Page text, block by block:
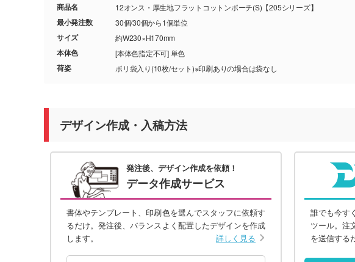
商品名 12オンス・厚生地フラットコットンポーチ(S)【205シリーズ】
最小発注数 30個/30個から1個単位
サイズ 約W230×H170mm
本体色 [本体色指定不可] 単色
荷姿 ポリ袋入り(10枚/セット)※印刷ありの場合は袋なし
デザイン作成・入稿方法
発注後、デザイン作成を依頼！
データ作成サービス
書体やテンプレート、印刷色を選んでスタッフに依頼す
るだけ。発注後、バランスよく配置したデザインを作成
します。
詳しく見る
誰でも今す
ツール。注
を送信する